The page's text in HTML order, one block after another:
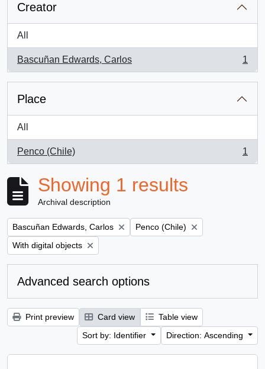
Creator
All
Bascuñan Edwards, Carlos
, 1 results
1
Place
All
Penco (Chile)
, 1 results
1
Showing 1 results
Archival description
Remove filter:
Bascuñan Edwards, Carlos Remove filter:
Penco (Chile)
Remove filter:
With digital objects
Advanced search options
Print preview Card view
Table view
Sort by: Identifier
Direction: Ascending